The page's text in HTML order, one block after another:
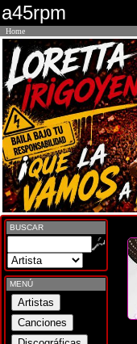
a45rpm
Home
BUSCAR
MENÚ